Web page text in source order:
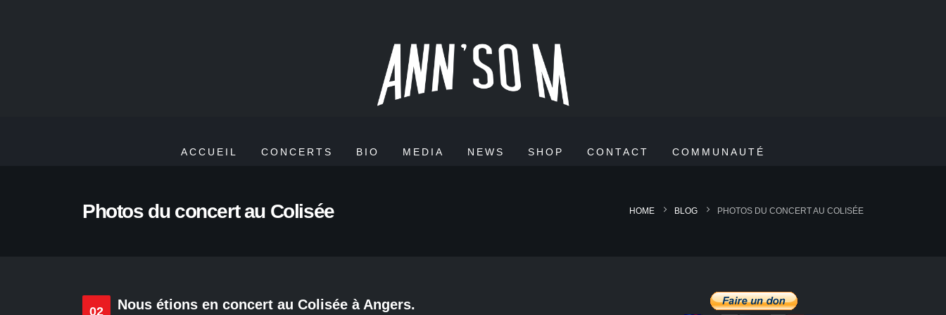
ACCUEIL CONCERTS BIO MEDIA NEWS SHOP CONTACT COMMUNAUTÉ
Photos du concert au Colisée HOME BLOG PHOTOS DU CONCERT AU COLISÉE
02 Nous étions en concert au Colisée à Angers.